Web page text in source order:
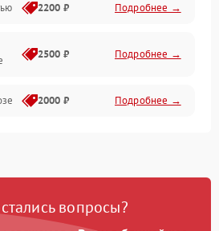
2200 ₽ Подробнее →
2500 ₽ Подробнее →
2000 ₽ Подробнее →
вопросы?